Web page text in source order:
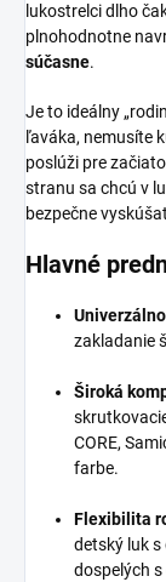
lukostrelci dlho
plnohodnotne
súčasne.
Je to ideálny
ľaváka, nemusíte
poslúži pre
stranu sa chcú v
bezpečne
Hlavné
zakladanie
Široká
CORE,
farbe.
Flexibilita
detský luk s
dospelých